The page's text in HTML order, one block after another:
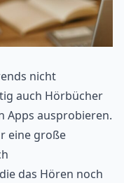
nicht
auch Hörbücher
Apps ausprobieren.
eine große
das Hören noch